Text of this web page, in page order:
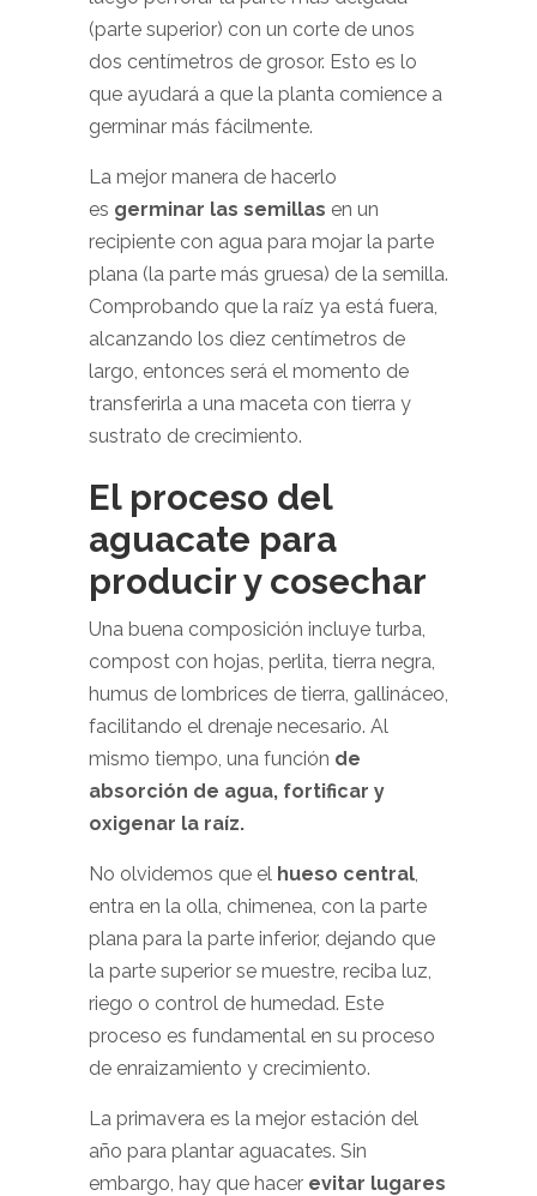
(parte superior) con un corte de unos
dos centímetros de grosor. Esto es lo
que ayudará a que la planta comience a
germinar más fácilmente.
La mejor manera de hacerlo
es germinar las semillas en un
recipiente con agua para mojar la parte
plana (la parte más gruesa) de la semilla.
Comprobando que la raíz ya está fuera,
alcanzando los diez centímetros de
largo, entonces será el momento de
transferirla a una maceta con tierra y
sustrato de crecimiento.
El proceso del
aguacate para
producir y cosechar
Una buena composición incluye turba,
compost con hojas, perlita, tierra negra,
humus de lombrices de tierra, gallináceo,
facilitando el drenaje necesario. Al
mismo tiempo, una función de
absorción de agua, fortificar y
oxigenar la raíz.
No olvidemos que el hueso central
entra en la olla, chimenea, con la parte
plana para la parte inferior, dejando que
la parte superior se muestre, reciba luz,
riego o control de humedad. Este
proceso es fundamental en su proceso
de enraizamiento y crecimiento.
La primavera es la mejor estación del
año para plantar aguacates. Sin
embargo, hay que hacer evitar lugares